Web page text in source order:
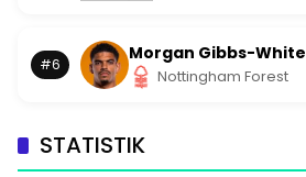
#6
Morgan Gibbs-White
Nottingham Forest
STATISTIK